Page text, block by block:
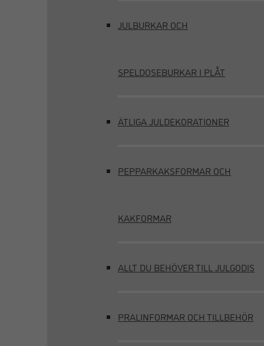
JULBURKAR OCH
SPELDOSEBURKAR I PLÅT
ÄTLIGA JULDEKORATIONER
PEPPARKAKSFORMAR OCH
KAKFORMAR
ALLT DU BEHÖVER TILL JULGODIS
PRALINFORMAR OCH TILLBEHÖR